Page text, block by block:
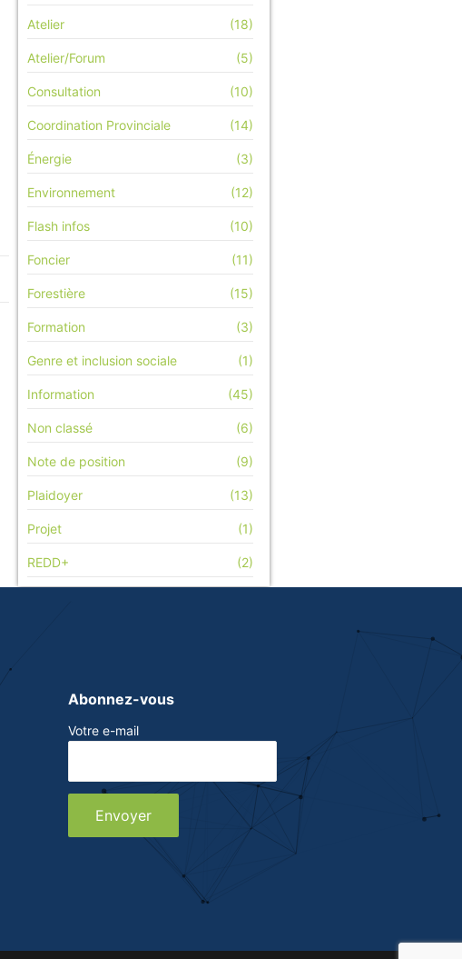
Atelier (18)
Atelier/Forum (5)
Consultation (10)
Coordination Provinciale (14)
Énergie (3)
Environnement (12)
Flash infos (10)
Foncier (11)
Forestière (15)
Formation (3)
Genre et inclusion sociale (1)
Information (45)
Non classé (6)
Note de position (9)
Plaidoyer (13)
Projet (1)
REDD+ (2)
Abonnez-vous
Votre e-mail